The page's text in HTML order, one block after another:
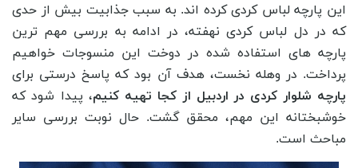
این پارچه لباس کردی کرده ‌اند. به سبب جذابیت بیش از حدی
که در دل لباس کردی نهفته، در ادامه به بررسی مهم ‌ترین
پارچه‌ های استفاده شده در دوخت این منسوجات خواهیم
پرداخت. در وهله نخست، هدف آن بود که پاسخ درستی برای
پارچه شلوار کردی در اردبیل از کجا تهیه کنیم، پیدا شود که
خوشبختانه این مهم، محقق گشت. حال نوبت بررسی سایر
مباحث است.